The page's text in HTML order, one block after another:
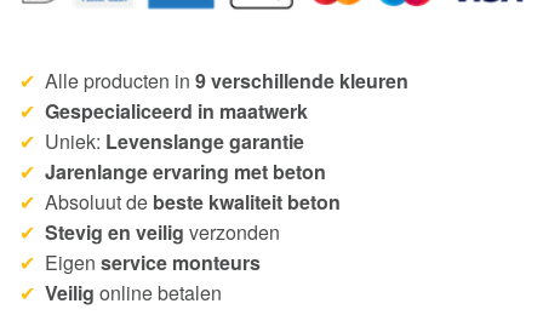
Alle producten in 9 verschillende kleuren
Gespecialiceerd in maatwerk
Uniek: Levenslange garantie
Jarenlange ervaring met beton
Absoluut de beste kwaliteit beton
Stevig en veilig verzonden
Eigen service monteurs
Veilig online betalen